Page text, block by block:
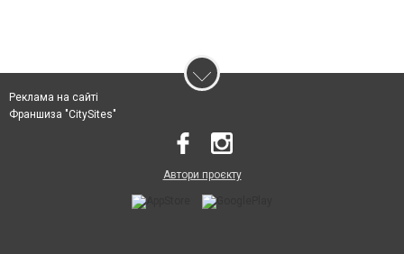
Реклама на сайті
Франшиза "CitySites"
Автори проєкту